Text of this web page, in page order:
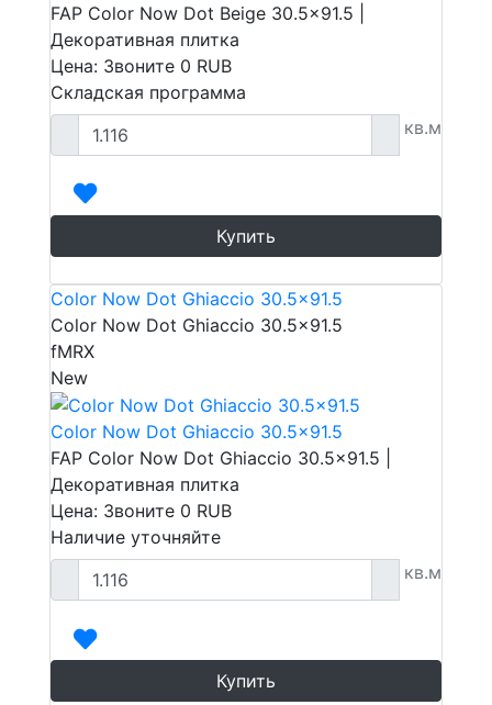
FAP Color Now Dot Beige 30.5x91.5 |
Декоративная плитка
Цена: Звоните 0 RUB
Складская программа
кв.м
Купить
Color Now Dot Ghiaccio 30.5x91.5
Color Now Dot Ghiaccio 30.5x91.5
fMRX
New
Color Now Dot Ghiaccio 30.5x91.5
FAP Color Now Dot Ghiaccio 30.5x91.5 |
Декоративная плитка
Цена: Звоните 0 RUB
Наличие уточняйте
кв.м
Купить